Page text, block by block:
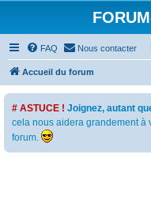
FAQ Nous contacter
Accueil du forum
# ASTUCE ! Joignez, autant
cela nous aidera grandement à
forum.